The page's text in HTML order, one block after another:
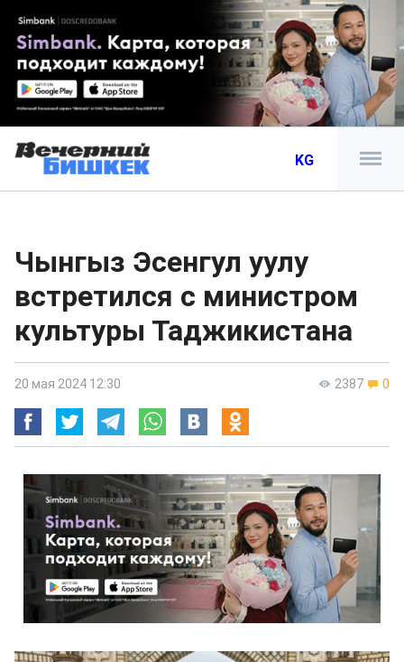
KG
Чынгыз Эсенгул уулу
встретился с министром
культуры Таджикистана
2387 0
20 мая 2024 12:30